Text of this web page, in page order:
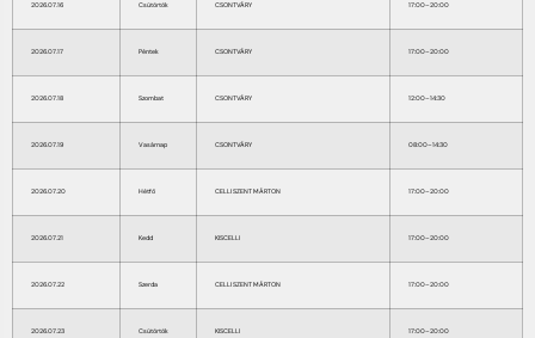
2026.07.16 Csütörtök CSONTVÁRY 17:00–20:00
2026.07.17 Péntek CSONTVÁRY 17:00–20:00
2026.07.18 Szombat CSONTVÁRY 12:00–14:30
2026.07.19 Vasárnap CSONTVÁRY 08:00–14:30
2026.07.20 Hétfő CELLI SZENT MÁRTON 17:00–20:00
2026.07.21 Kedd KISCELLI 17:00–20:00
2026.07.22 Szerda CELLI SZENT MÁRTON 17:00–20:00
2026.07.23 Csütörtök KISCELLI 17:00–20:00